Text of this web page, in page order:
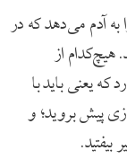
آدم می‌دهد که در
هیچ‌کدام از
یعنی باید با
پیش بروید؛ و